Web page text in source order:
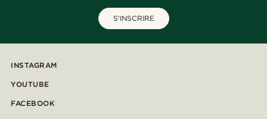
S'INSCRIRE
INSTAGRAM
YOUTUBE
FACEBOOK